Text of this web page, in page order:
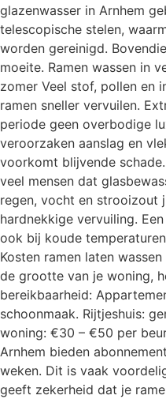
glazenwasser in Arnhem
telescopische stelen,
worden gereinigd.
moeite. Ramen wassen in
zomer Veel stof, pollen en
ramen sneller vervuilen.
periode geen overbodige
veroorzaken aanslag en
voorkomt blijvende
veel mensen dat
regen, vocht en strooizout
hardnekkige vervuiling.
ook bij koude
Kosten ramen laten
de grootte van je woning,
bereikbaarheid:
schoonmaak. Rijtjeshuis:
woning: €30 – €50 per
Arnhem bieden
weken. Dit is vaak
geeft zekerheid dat je